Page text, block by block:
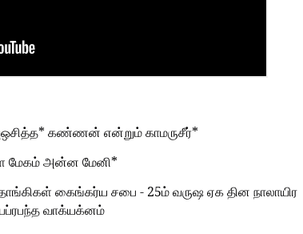
* கண்ணன் என்றும் காமருசீர்*
மேகம் அன்ன மேனி*
கைங்கர்ய சபை - 25ம் வருஷ ஏக தின நாலாயிர
வாக்யக்னம்